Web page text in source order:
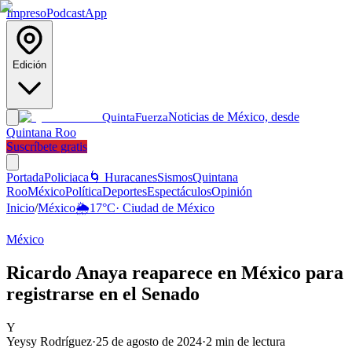
ImpresoPodcastApp
Edición
QuintaFuerzaNoticias de México, desde
Quintana Roo
Suscríbete gratis
PortadaPoliciaca 🌀 HuracanesSismosQuintana
RooMéxicoPolíticaDeportesEspectáculosOpinión
Inicio/México🌦️17°C· Ciudad de México
México
Ricardo Anaya reaparece en México para
registrarse en el Senado
Y
Yeysy Rodríguez·25 de agosto de 2024·2 min de lectura